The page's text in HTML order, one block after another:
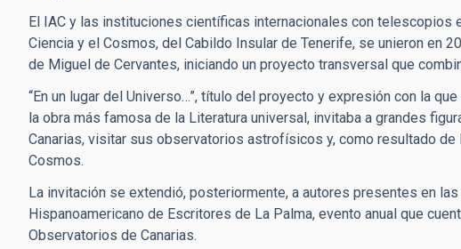
El IAC y las instituciones científicas internacionales con telescopios
Ciencia y el Cosmos, del Cabildo Insular de Tenerife, se unieron en
de Miguel de Cervantes, iniciando un proyecto transversal que
“En un lugar del Universo…”, título del proyecto y expresión con la
la obra más famosa de la Literatura universal, invitaba a grandes
Canarias, visitar sus observatorios astrofísicos y, como resultado
Cosmos.
La invitación se extendió, posteriormente, a autores presentes en
Hispanoamericano de Escritores de La Palma, evento anual que
Observatorios de Canarias.